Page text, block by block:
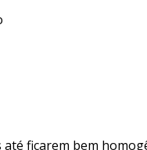
ficarem bem